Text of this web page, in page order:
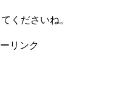
くださいね。
リンク